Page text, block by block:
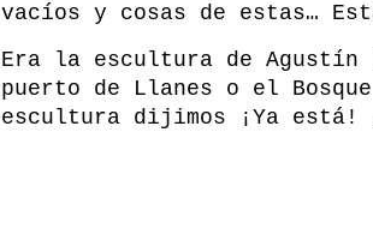
vacíos y cosas de estas…
Era la escultura de Agustín
puerto de Llanes o el
escultura dijimos ¡Ya está!